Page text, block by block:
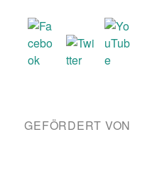
GEFÖRDERT VON